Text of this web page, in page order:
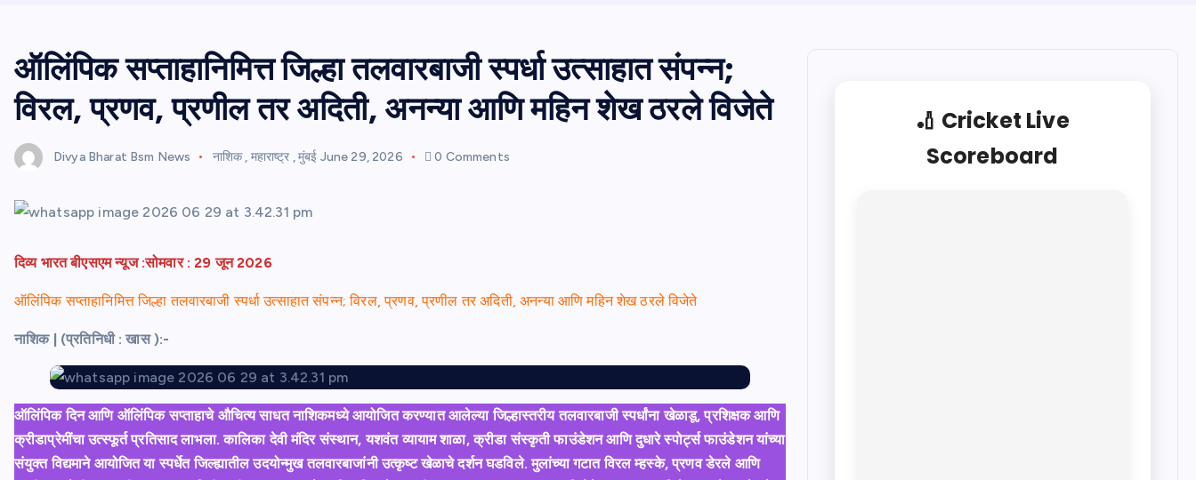
ऑलिंपिक सप्ताहानिमित्त जिल्हा तलवारबाजी स्पर्धा उत्साहात संपन्न;
विरल, प्रणव, प्रणील तर अदिती, अनन्या आणि महिन शेख ठरले विजेते
Divya Bharat Bsm News नाशिक, महाराष्ट्र ,मुंबई June 29, 2026 0 Comments
दिव्य भारत बीएसएम न्यूज :सोमवार : 29 जून 2026
ऑलिंपिक सप्ताहानिमित्त जिल्हा तलवारबाजी स्पर्धा उत्साहात संपन्न; विरल, प्रणव, प्रणील तर अदिती, अनन्या आणि महिन शेख ठरले विजेते
नाशिक | (प्रतिनिधी : खास ):-
ऑलिंपिक दिन आणि ऑलिंपिक सप्ताहाचे औचित्य साधत नाशिकमध्ये आयोजित करण्यात आलेल्या जिल्हास्तरीय तलवारबाजी स्पर्धांना खेळाडू, प्रशिक्षक आणि
क्रीडाप्रेमींचा उत्स्फूर्त प्रतिसाद लाभला. कालिका देवी मंदिर संस्थान, यशवंत व्यायाम शाळा, क्रीडा संस्कृती फाउंडेशन आणि दुधारे स्पोर्ट्स फाउंडेशन यांच्या
संयुक्त विद्यमाने आयोजित या स्पर्धेत जिल्ह्यातील उदयोन्मुख तलवारबाजांनी उत्कृष्ट खेळाचे दर्शन घडविले. मुलांच्या गटात विरल म्हस्के, प्रणव डेरले आणि
🏏 Cricket Live
Scoreboard